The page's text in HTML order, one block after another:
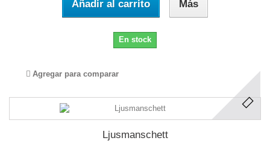
Añadir al carrito Más
En stock
Agregar para comparar
Ljusmanschett